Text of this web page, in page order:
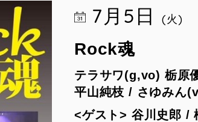
7月5日(火)
Rock魂
テラサワ(g,vo) 栃原
平山純枝 / さゆみん
<ゲスト> 谷川史郎 /